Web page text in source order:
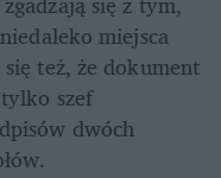
miejsca
też, że dokument
szef
dwóch